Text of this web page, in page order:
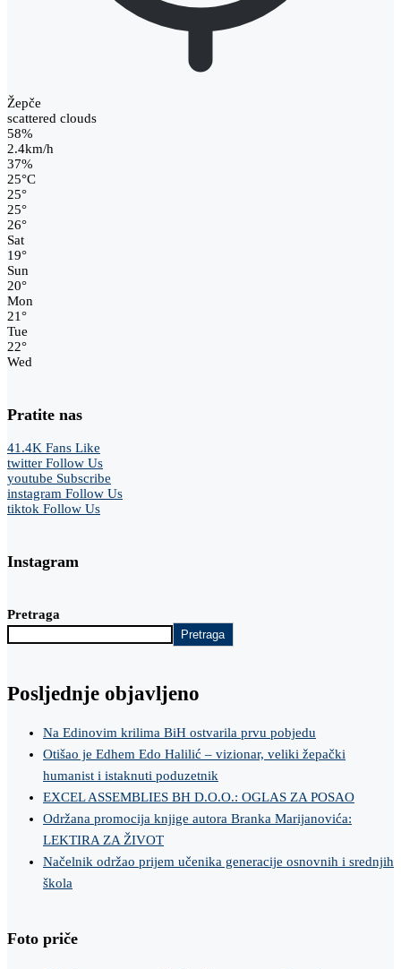
Žepče
scattered clouds
58%
2.4km/h
37%
25°C
25°
25°
26°
Sat
19°
Sun
20°
Mon
21°
Tue
22°
Wed
Pratite nas
41.4K Fans Like
twitter Follow Us
youtube Subscribe
instagram Follow Us
tiktok Follow Us
Instagram
Pretraga
Pretraga
Posljednje objavljeno
Na Edinovim krilima BiH ostvarila prvu pobjedu
Otišao je Edhem Edo Halilić – vizionar, veliki žepački
humanist i istaknuti poduzetnik
EXCEL ASSEMBLIES BH D.O.O.: OGLAS ZA POSAO
Održana promocija knjige autora Branka Marijanovića:
LEKTIRA ZA ŽIVOT
Načelnik održao prijem učenika generacije osnovnih i srednjih
škola
Foto priče